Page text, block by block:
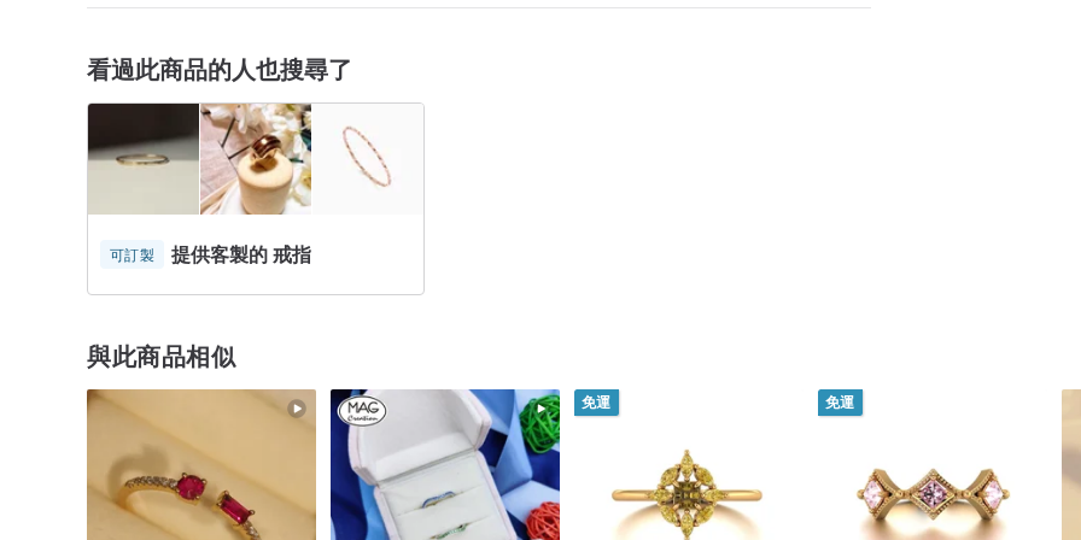
看過此商品的人也搜尋了
可訂製 提供客製的 戒指
與此商品相似
免運 免運